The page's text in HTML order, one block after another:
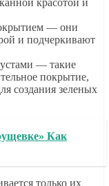
красотой и
— они
и подчеркивают
— такие
покрытие,
создания зеленых
Как
только их